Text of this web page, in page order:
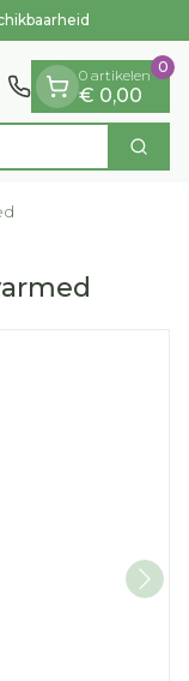
Zoek
0 artikelen
€ 0,00
0